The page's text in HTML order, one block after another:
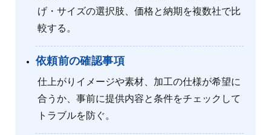
げ・サイズの選択肢、価格と納期を複数社で比
較する。
依頼前の確認事項
仕上がりイメージや素材、加工の仕様が希望に
合うか、事前に提供内容と条件をチェックして
トラブルを防ぐ。